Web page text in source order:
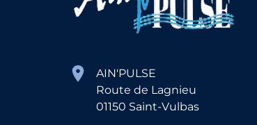
AIN'PULSE
Route de Lagnieu
01150 Saint-Vulbas